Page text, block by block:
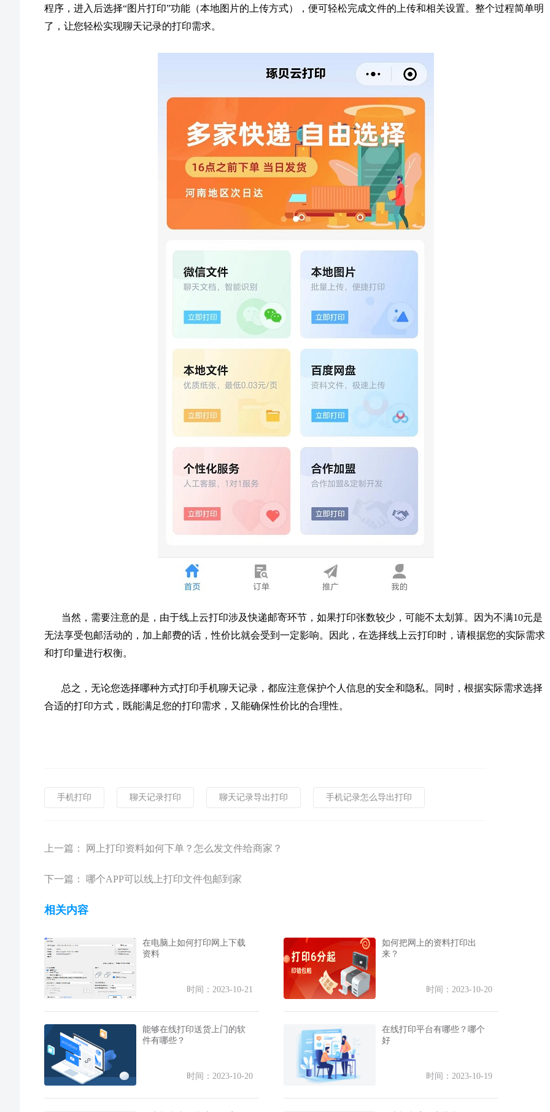
程序，进入后选择“图片打印”功能（本地图片的上传方式），便可轻松完成文件的上传和相关设置。整个过程简单明
了，让您轻松实现聊天记录的打印需求。
当然，需要注意的是，由于线上云打印涉及快递邮寄环节，如果打印张数较少，可能不太划算。因为不满10元是
无法享受包邮活动的，加上邮费的话，性价比就会受到一定影响。因此，在选择线上云打印时，请根据您的实际需求
和打印量进行权衡。
总之，无论您选择哪种方式打印手机聊天记录，都应注意保护个人信息的安全和隐私。同时，根据实际需求选择
合适的打印方式，既能满足您的打印需求，又能确保性价比的合理性。
手机打印 聊天记录打印 聊天记录导出打印 手机记录怎么导出打印
上一篇： 网上打印资料如何下单？怎么发文件给商家？
下一篇： 哪个APP可以线上打印文件包邮到家
相关内容
在电脑上如何打印网上下载
资料
时间：2023-10-21
如何把网上的资料打印出
来？
时间：2023-10-20
能够在线打印送货上门的软
件有哪些？
时间：2023-10-20
在线打印平台有哪些？哪个
好
时间：2023-10-19